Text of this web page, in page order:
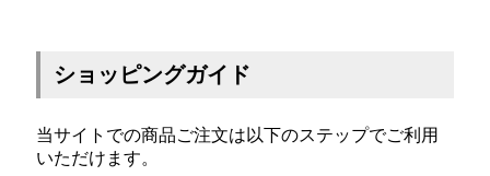
ショッピングガイド
当サイトでの商品ご注文は以下のステップでご利用
いただけます。